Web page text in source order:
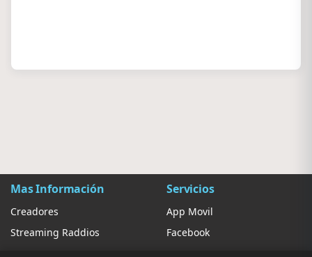
Mas Información
Creadores
Streaming Raddios
Servicios
App Movil
Facebook